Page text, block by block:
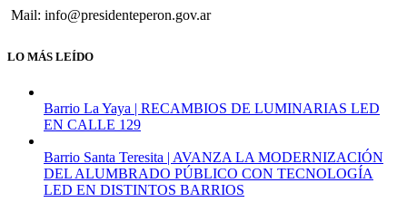
Mail: info@presidenteperon.gov.ar
LO MÁS LEÍDO
Barrio La Yaya | RECAMBIOS DE LUMINARIAS LED
EN CALLE 129
Barrio Santa Teresita | AVANZA LA MODERNIZACIÓN
DEL ALUMBRADO PÚBLICO CON TECNOLOGÍA
LED EN DISTINTOS BARRIOS